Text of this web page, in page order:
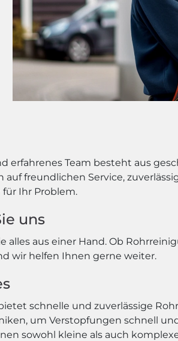
erfahrenes Team besteht aus
auf freundlichen Service,
Ihr Problem.
uns
alles aus einer Hand. Ob
wir helfen Ihnen gerne weiter.
schnelle und zuverlässige
um Verstopfungen schnell
sowohl kleine als auch